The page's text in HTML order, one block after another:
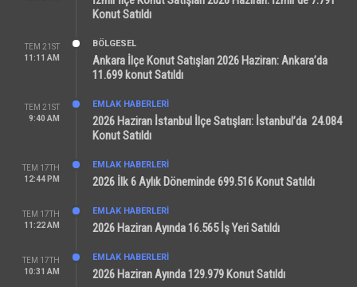
Konut Satıldı
TEM 21ST
11:11 AM
BÖLGESEL
Ankara İlçe Konut Satışları 2026 Haziran: Ankara’da
11.699 konut Satıldı
TEM 21ST
9:40 AM
EMLAK HABERLERI
2026 Haziran İstanbul İlçe Satışları: İstanbul’da 24.084
Konut Satıldı
TEM 17TH
12:44 PM
EMLAK HABERLERI
2026 İlk 6 Aylık Döneminde 699.516 Konut Satıldı
TEM 17TH
11:22 AM
EMLAK HABERLERI
2026 Haziran Ayında 16.565 İş Yeri Satıldı
TEM 17TH
10:31 AM
EMLAK HABERLERI
2026 Haziran Ayında 129.979 Konut Satıldı